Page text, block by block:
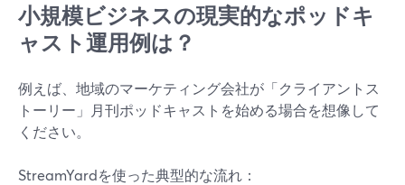
小規模ビジネスの現実的なポッドキ
ャスト運用例は？
例えば、地域のマーケティング会社が「クライアントス
トーリー」月刊ポッドキャストを始める場合を想像して
ください。
StreamYardを使った典型的な流れ：